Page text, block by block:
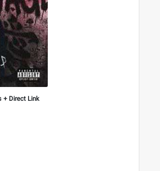
+ Direct Link